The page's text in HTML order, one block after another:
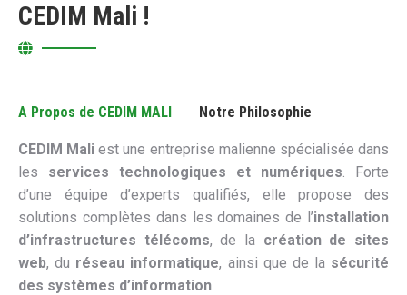
CEDIM Mali !
A Propos de CEDIM MALI Notre Philosophie
CEDIM Mali est une entreprise malienne spécialisée dans
les services technologiques et numériques. Forte
d’une équipe d’experts qualifiés, elle propose des
solutions complètes dans les domaines de l’installation
d’infrastructures télécoms, de la création de sites
web, du réseau informatique, ainsi que de la sécurité
des systèmes d’information.